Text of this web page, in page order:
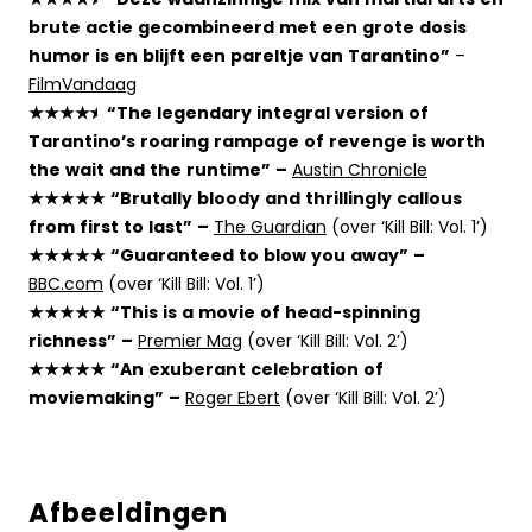
brute actie gecombineerd met een grote dosis
humor is en blijft een pareltje van Tarantino” –
FilmVandaag
★★★★⯨ “The legendary integral version of
Tarantino’s roaring rampage of revenge is worth
the wait and the runtime” – Austin Chronicle
★★★★★ “Brutally bloody and thrillingly callous
from first to last” – The Guardian (over ‘Kill Bill: Vol. 1’)
★★★★★ “Guaranteed to blow you away” –
BBC.com (over ‘Kill Bill: Vol. 1’)
★★★★★ “This is a movie of head-spinning
richness” – Premier Mag (over ‘Kill Bill: Vol. 2’)
★★★★★ “An exuberant celebration of
moviemaking” – Roger Ebert (over ‘Kill Bill: Vol. 2’)
Afbeeldingen